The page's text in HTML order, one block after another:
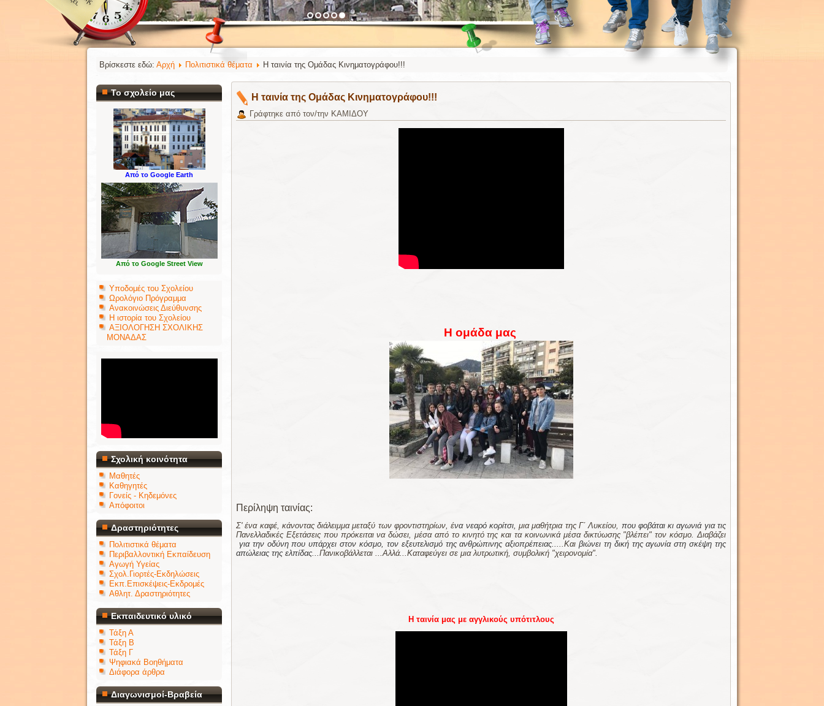
Βρίσκεστε εδώ: Αρχή Πολιτιστικά θέματα Η ταινία της Ομάδας Κινηματογράφου!!!
Το σχολείο μας
Από το Google Earth
Από το Google Street View
Υποδομές του Σχολείου
Ωρολόγιο Πρόγραμμα
Ανακοινώσεις Διεύθυνσης
Η ιστορία του Σχολείου
ΑΞΙΟΛΟΓΗΣΗ ΣΧΟΛΙΚΗΣ
ΜΟΝΑΔΑΣ
Σχολική κοινότητα
Μαθητές
Καθηγητές
Γονείς - Κηδεμόνες
Απόφοιτοι
Δραστηριότητες
Πολιτιστικά θέματα
Περιβαλλοντική Εκπαίδευση
Αγωγή Υγείας
Σχολ.Γιορτές-Εκδηλώσεις
Εκπ.Επισκέψεις-Εκδρομές
Αθλητ. Δραστηριότητες
Εκπαιδευτικό υλικό
Τάξη Α
Τάξη Β
Τάξη Γ
Ψηφιακά Βοηθήματα
Διάφορα άρθρα
Διαγωνισμοί-Βραβεία
Η ταινία της Ομάδας Κινηματογράφου!!!
Γράφτηκε από τον/την ΚΑΜΙΔΟΥ
Η ομάδα μας
Περίληψη ταινίας:
Σ' ένα καφέ, κάνοντας διάλειμμα μεταξύ των φροντιστηρίων, ένα νεαρό κορίτσι, μια μαθήτρια της Γ΄ Λυκείου, που φοβάται κι αγωνιά για τις
Πανελλαδικές Εξετάσεις που πρόκειται να δώσει, μέσα από το κινητό της και τα κοινωνικά μέσα δικτύωσης "βλέπει" τον κόσμο. Διαβάζει
για την οδύνη που υπάρχει στον κόσμο, τον εξευτελισμό της ανθρώπινης αξιοπρέπειας...
..Καιβιώνει τη δική της αγωνία στη σκέψη της
απώλειας της ελπίδας... Πανικοβάλλεται ...Αλλά...Καταφεύγει σε μια λυτρωτική, συμβολική "χειρονομία".
Η ταινία μας με αγγλικούς υπότιτλους